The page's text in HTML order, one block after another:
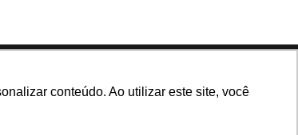
conteúdo. Ao utilizar este site, você
Siga nossas redes